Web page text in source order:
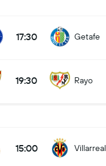
17:30 Getafe
19:30 Rayo
15:00 Villarreal